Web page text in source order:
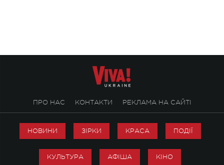
ПРО НАС КОНТАКТИ РЕКЛАМА НА САЙТІ
НОВИНИ ЗІРКИ КРАСА ПОДІЇ
КУЛЬТУРА АФІША КІНО